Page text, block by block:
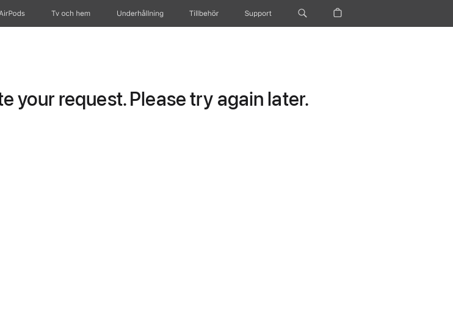
Tv och hem Underhållning Tillbehör Support
your request. Please try again later.